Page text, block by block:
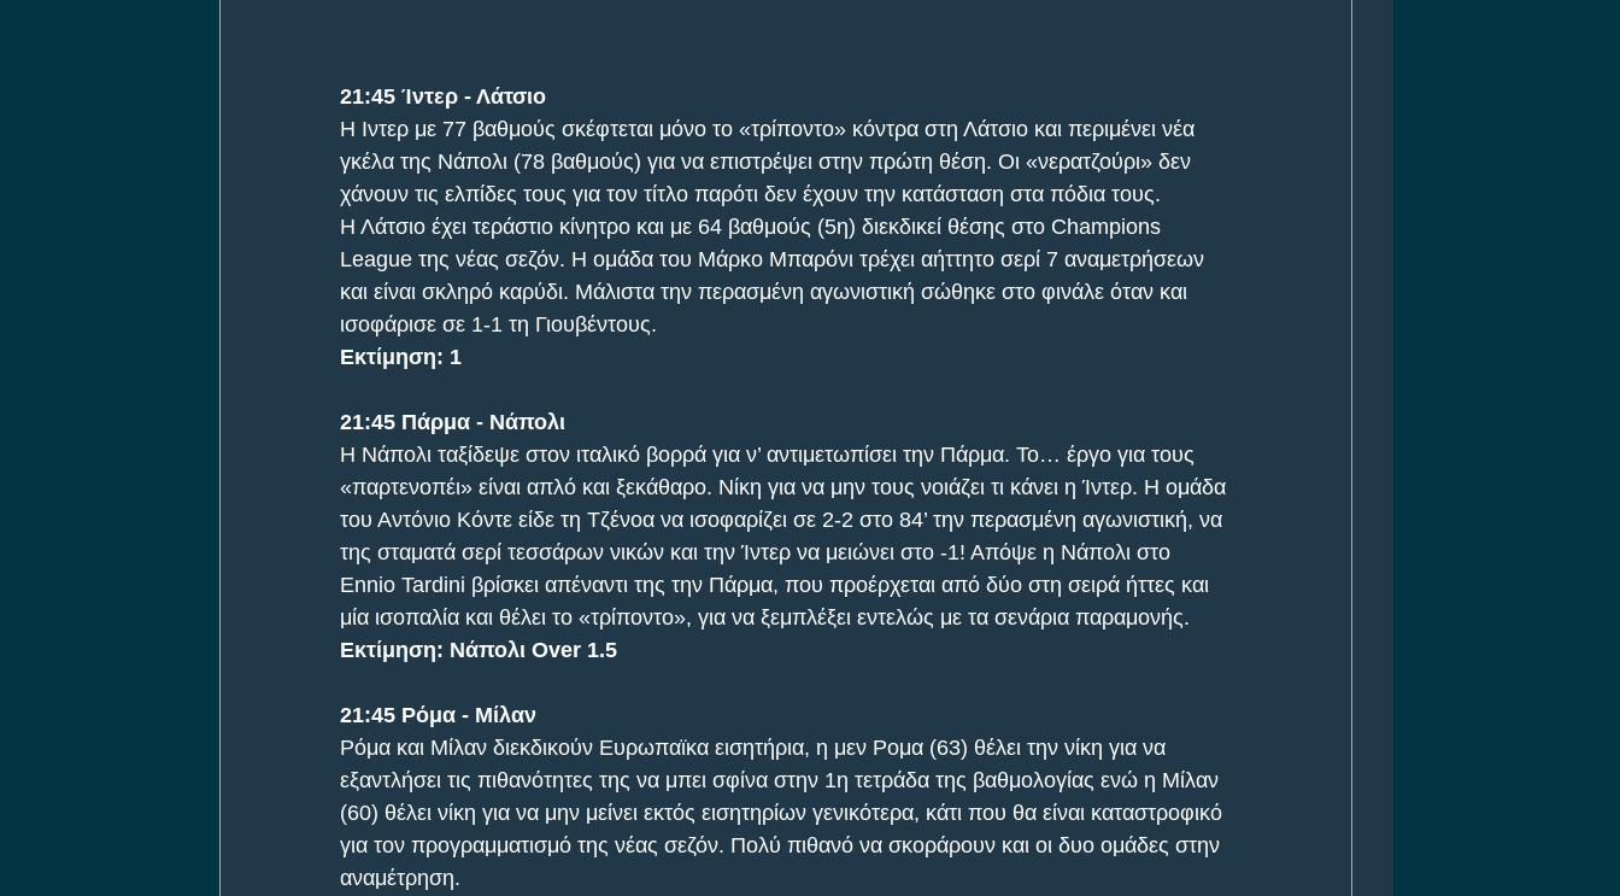
21:45 Ίντερ - Λάτσιο
Η Ιντερ με 77 βαθμούς σκέφτεται μόνο το «τρίποντο» κόντρα στη Λάτσιο και περιμένει νέα
γκέλα της Νάπολι (78 βαθμούς) για να επιστρέψει στην πρώτη θέση. Οι «νερατζούρι» δεν
χάνουν τις ελπίδες τους για τον τίτλο παρότι δεν έχουν την κατάσταση στα πόδια τους.
Η Λάτσιο έχει τεράστιο κίνητρο και με 64 βαθμούς (5η) διεκδικεί θέσης στο Champions
League της νέας σεζόν. Η ομάδα του Μάρκο Μπαρόνι τρέχει αήττητο σερί 7 αναμετρήσεων
και είναι σκληρό καρύδι. Μάλιστα την περασμένη αγωνιστική σώθηκε στο φινάλε όταν και
ισοφάρισε σε 1-1 τη Γιουβέντους.
Εκτίμηση: 1
21:45 Πάρμα - Νάπολι
Η Νάπολι ταξίδεψε στον ιταλικό βορρά για ν’ αντιμετωπίσει την Πάρμα. Το… έργο για τους
«παρτενοπέι» είναι απλό και ξεκάθαρο. Νίκη για να μην τους νοιάζει τι κάνει η Ίντερ. Η ομάδα
του Αντόνιο Κόντε είδε τη Τζένοα να ισοφαρίζει σε 2-2 στο 84’ την περασμένη αγωνιστική, να
της σταματά σερί τεσσάρων νικών και την Ίντερ να μειώνει στο -1! Απόψε η Νάπολι στο
Ennio Tardini βρίσκει απέναντι της την Πάρμα, που προέρχεται από δύο στη σειρά ήττες και
μία ισοπαλία και θέλει το «τρίποντο», για να ξεμπλέξει εντελώς με τα σενάρια παραμονής.
Εκτίμηση: Νάπολι Over 1.5
21:45 Ρόμα - Μίλαν
Ρόμα και Μίλαν διεκδικούν Ευρωπαϊκα εισητήρια, η μεν Ρομα (63) θέλει την νίκη για να
εξαντλήσει τις πιθανότητες της να μπει σφίνα στην 1η τετράδα της βαθμολογίας ενώ η Μίλαν
(60) θέλει νίκη για να μην μείνει εκτός εισητηρίων γενικότερα, κάτι που θα είναι καταστροφικό
για τον προγραμματισμό της νέας σεζόν. Πολύ πιθανό να σκοράρουν και οι δυο ομάδες στην
αναμέτρηση.